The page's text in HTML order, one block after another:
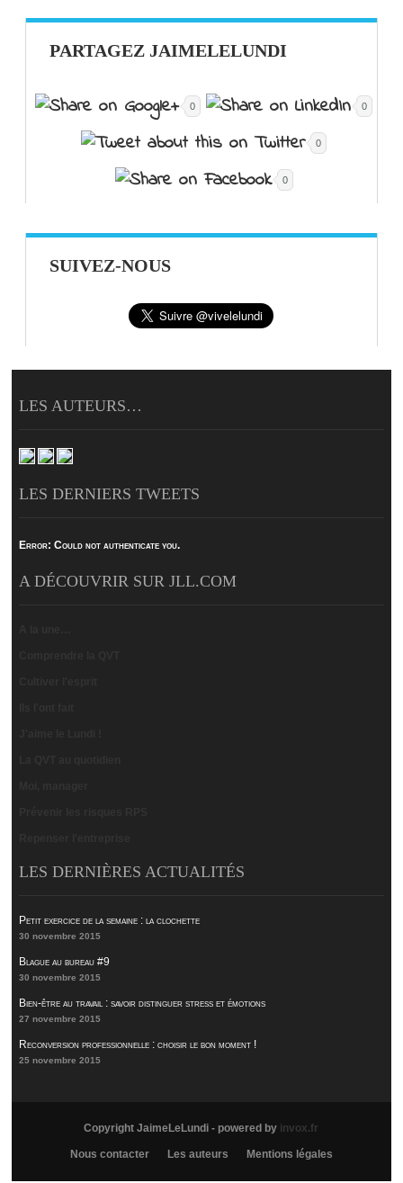
PARTAGEZ JAIMELELUNDI
0 0
0
0
SUIVEZ-NOUS
LES AUTEURS…
LES DERNIERS TWEETS
Error: Could not authenticate you.
A DÉCOUVRIR SUR JLL.COM
LES DERNIÈRES ACTUALITÉS
Petit exercice de la semaine : la clochette
30 novembre 2015
Blague au bureau #9
30 novembre 2015
Bien-être au travail : savoir distinguer stress et émotions
27 novembre 2015
Reconversion professionnelle : choisir le bon moment !
25 novembre 2015
Copyright JaimeLeLundi - powered by invox.fr
Nous contacter Les auteurs Mentions légales